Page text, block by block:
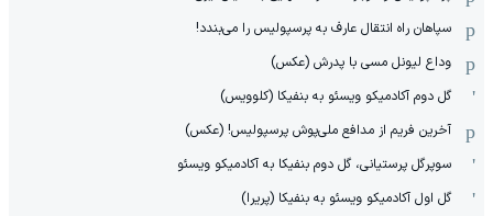
سپاهان راه انتقال عارف به پرسپولیس را می‌بندد!
وداع لیونل مسی با پدرش (عکس)
گل دوم آکادمیکو ویسئو به بنفیکا (کلوویس)
آخرین فریم از مدافع ملی‌پوش پرسپولیس! (عکس)
سوپرگل پرستیانی، گل دوم بنفیکا به آکادمیکو ویسئو
گل اول آکادمیکو ویسئو به بنفیکا (پریرا)